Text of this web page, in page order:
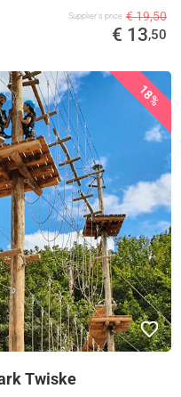
Supplier's price € 19,50
€ 13,50
18%
Twiske